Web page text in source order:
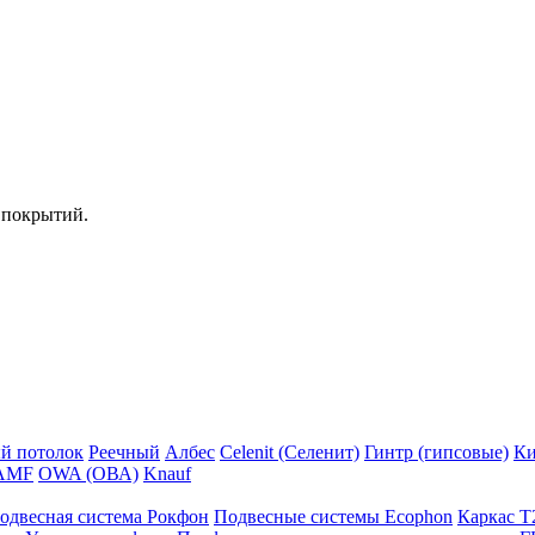
потолок Реечный Албес Celenit (Селенит) Гинтр (гипсовые)
OWA (ОВА) Knauf
система Рокфон Подвесные системы Ecophon Каркас